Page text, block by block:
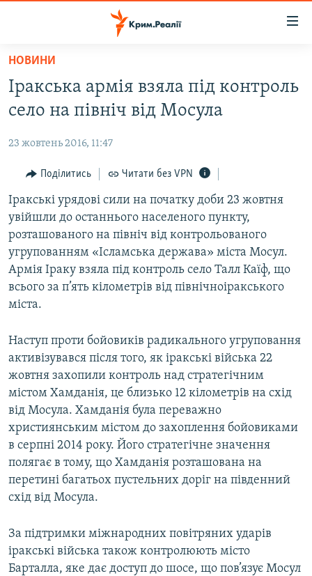
Перейти
основного
матеріалу
до
навігації
Перейти
до
пошуку
ВОДА.КРИМ
ПОЛІТИКА
БЛОГИ
ПОГЛЯД
ІНТЕРВ'Ю
ВСЕ ЗА ДЕНЬ
СПЕЦПРОЕКТИ
ДЕПОРТАЦІЯ
СВІДЧЕННЯ ОКУПАЦІЇ
УКРАЇНСЬКА ПРОБЛЕМА КРИМУ
ІНФОГРАФІКА
ЯК ОБІЙТИ БЛОКУВАННЯ
Русский
Qırımtatar
ДОЛУЧАЙСЯ!
Усі сайти RFE/RL
НОВИНИ
Іракська армія взяла під контроль
село на північ від Мосула
23 жовтень 2016, 11:47
Поділитись Читати без VPN
Іракські урядові сили на початку доби 23 жовтня
увійшли до останнього населеного пункту,
розташованого на північ від контрольованого
угрупованням «Ісламська держава» міста Мосул.
Армія Іраку взяла під контроль село Талл Каїф, що
всього за п’ять кілометрів від північноіракського
міста.
Наступ проти бойовиків радикального угруповання
активізувався після того, як іракські війська 22
жовтня захопили контроль над стратегічним
містом Хамданія, це близько 12 кілометрів на схід
від Мосула. Хамданія була переважно
християнським містом до захоплення бойовиками
в серпні 2014 року. Його стратегічне значення
полягає в тому, що Хамданія розташована на
перетині багатьох пустельних доріг на південний
схід від Мосула.
За підтримки міжнародних повітряних ударів
іракські війська також контролюють місто
Барталла, яке дає доступ до шосе, що пов’язує Мосул